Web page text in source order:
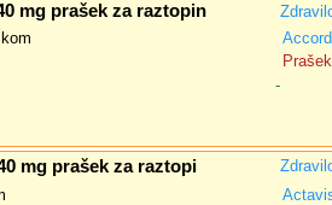
mg prašek za raztopin
-
mg prašek za raztopi